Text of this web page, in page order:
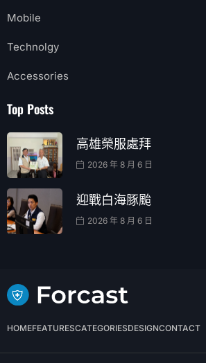
Mobile
Technolgy
Accessories
Top Posts
高雄榮服處拜
2026 年 8 月 6 日
迎戰白海豚颱
2026 年 8 月 6 日
HOMEFEATURESCATEGORIESDESIGNCONTACT